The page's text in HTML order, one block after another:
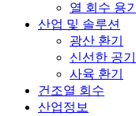
열 회수 용기
산업 및 솔루션
광산 환기
신선한 공
사육 환기
건조열 회수
산업정보